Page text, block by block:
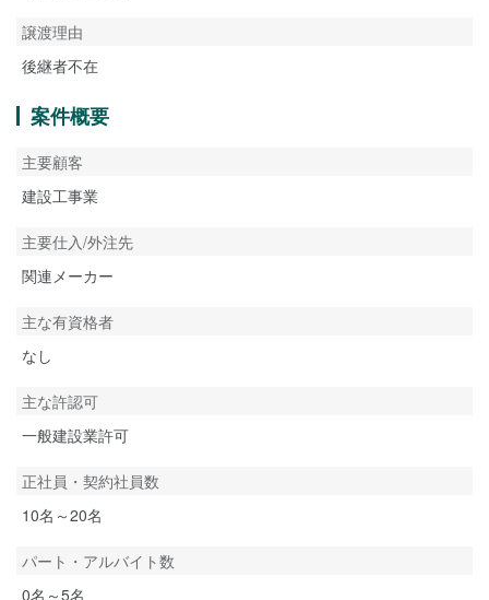
譲渡理由
後継者不在
案件概要
主要顧客
建設工事業
主要仕入/外注先
関連メーカー
主な有資格者
なし
主な許認可
一般建設業許可
正社員・契約社員数
10名～20名
パート・アルバイト数
0名～5名